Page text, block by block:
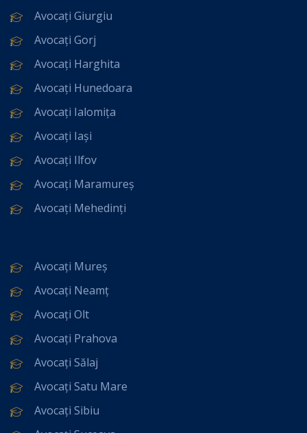
Avocați Giurgiu
Avocați Gorj
Avocați Harghita
Avocați Hunedoara
Avocați Ialomița
Avocați Iași
Avocați Ilfov
Avocați Maramureș
Avocați Mehedinți
Avocați Mureș
Avocați Neamț
Avocați Olt
Avocați Prahova
Avocați Sălaj
Avocați Satu Mare
Avocați Sibiu